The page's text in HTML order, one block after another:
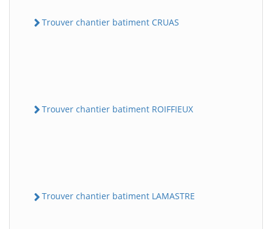
Trouver chantier batiment CRUAS
Trouver chantier batiment ROIFFIEUX
Trouver chantier batiment LAMASTRE